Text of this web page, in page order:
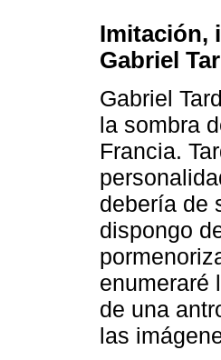
Imitación,
Gabriel
Gabriel
la sombra
Francia.
debería de
dispongo
enumeraré
de una
las